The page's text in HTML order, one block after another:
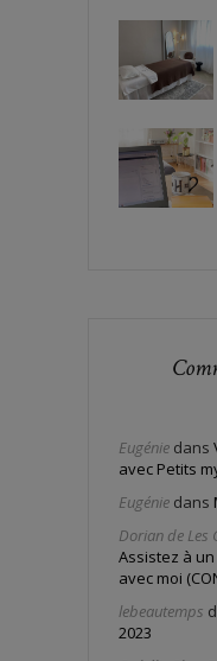
Eugénie dans
avec Petits
Eugénie dans
Dorian de Les
Assistez à
avec moi
lebeautemps
2023